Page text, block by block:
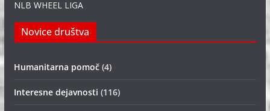
NLB WHEEL LIGA
Novice društva
Humanitarna pomoč(4)
Interesne dejavnosti (116)